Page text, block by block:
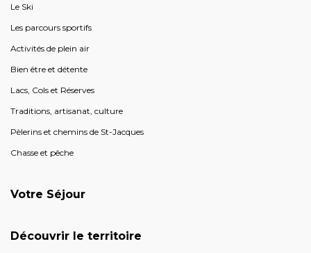
Le Ski
Les parcours sportifs
Activités de plein air
Bien être et détente
Lacs, Cols et Réserves
Traditions, artisanat, culture
Pèlerins et chemins de St-Jacques
Chasse et pêche
Votre Séjour
Découvrir le territoire